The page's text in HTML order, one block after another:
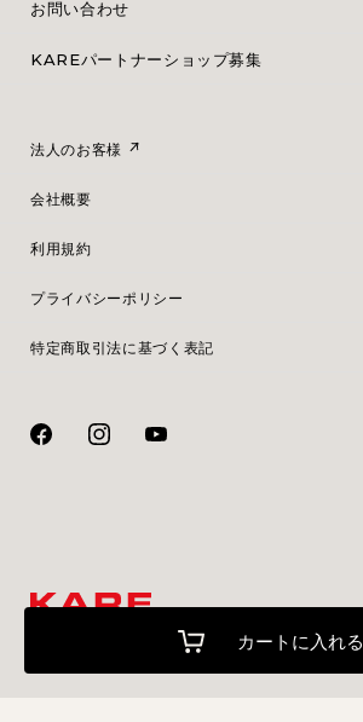
カートに入れる
お問い合わせ
KAREパートナーショップ募集
法人のお客様
会社概要
利用規約
プライバシーポリシー
特定商取引法に基づく表記
© 2016 KAREオンラインストア.